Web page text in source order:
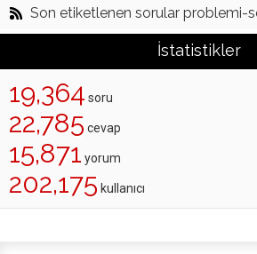
Son etiketlenen sorular problemi-
İstatistikler
19,364 soru
22,785 cevap
15,871 yorum
202,175 kullanıcı